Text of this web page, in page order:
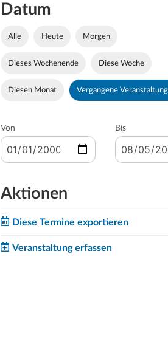
Datum
Alle Heute Morgen
Dieses Wochenende Diese Woche
Diesen Monat Vergangene
Von Bis
Aktionen
Diese Termine exportieren
Veranstaltung erfassen